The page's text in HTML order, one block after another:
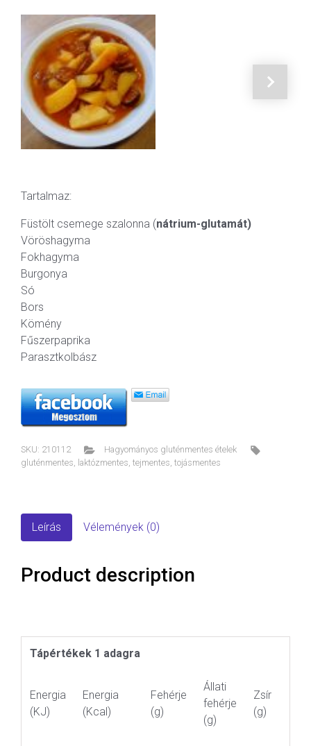
Tartalmaz:
Füstölt csemege szalonna (nátrium-glutamát)
Vöröshagyma
Fokhagyma
Burgonya
Só
Bors
Kömény
Fűszerpaprika
Parasztkolbász
SKU: 210112
Hagyományos gluténmentes ételek
gluténmentes, laktózmentes, tejmentes, tojásmentes
Leírás Vélemények (0)
Product description
Tápértékek 1 adagra
Energia
(KJ)
Energia
(Kcal)
Fehérje
(g)
Állati
fehérje
(g)
Zsír
(g)